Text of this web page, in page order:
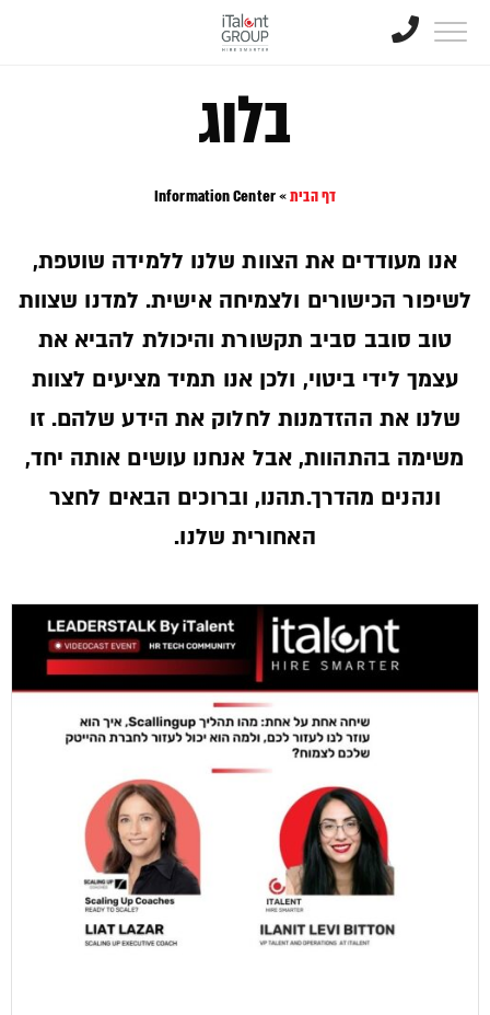
בלוג
דף הבית»
Information Center
אנו מעודדים את הצוות שלנו ללמידה שוטפת,
לשיפור הכישורים ולצמיחה אישית. למדנו שצוות
טוב סובב סביב תקשורת והיכולת להביא את
עצמך לידי ביטוי, ולכן אנו תמיד מציעים לצוות
שלנו את ההזדמנות לחלוק את הידע שלהם. זו
משימה בהתהוות, אבל אנחנו עושים אותה יחד,
ונהנים מהדרך.תהנו, וברוכים הבאים לחצר
האחורית שלנו.­